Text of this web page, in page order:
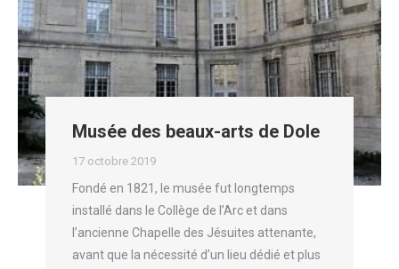
Musée des beaux-arts de Dole
17 octobre 2019
Fondé en 1821, le musée fut longtemps
installé dans le Collège de l’Arc et dans
l’ancienne Chapelle des Jésuites attenante,
avant que la nécessité d’un lieu dédié et plus